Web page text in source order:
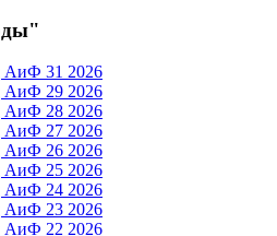
АиФ 31 2026
АиФ 29 2026
АиФ 28 2026
АиФ 27 2026
АиФ 26 2026
АиФ 25 2026
АиФ 24 2026
АиФ 23 2026
АиФ 22 2026